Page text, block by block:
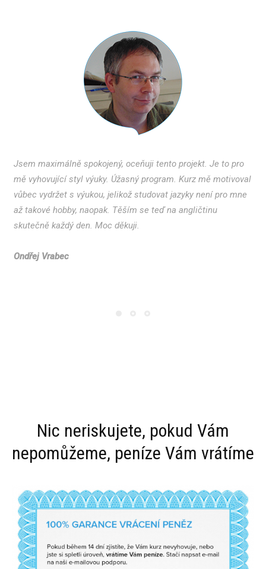
Jsem maximálně spokojený, oceňuji tento projekt. Je to pro
mě vyhovující styl výuky. Úžasný program. Kurz mě motivoval
vůbec vydržet s výukou, jelikož studovat jazyky není pro mne
až takové hobby, naopak. Těším se teď na angličtinu
skutečně každý den. Moc děkuji.
Ondřej Vrabec
Nic neriskujete, pokud Vám
nepomůžeme, peníze Vám vrátíme